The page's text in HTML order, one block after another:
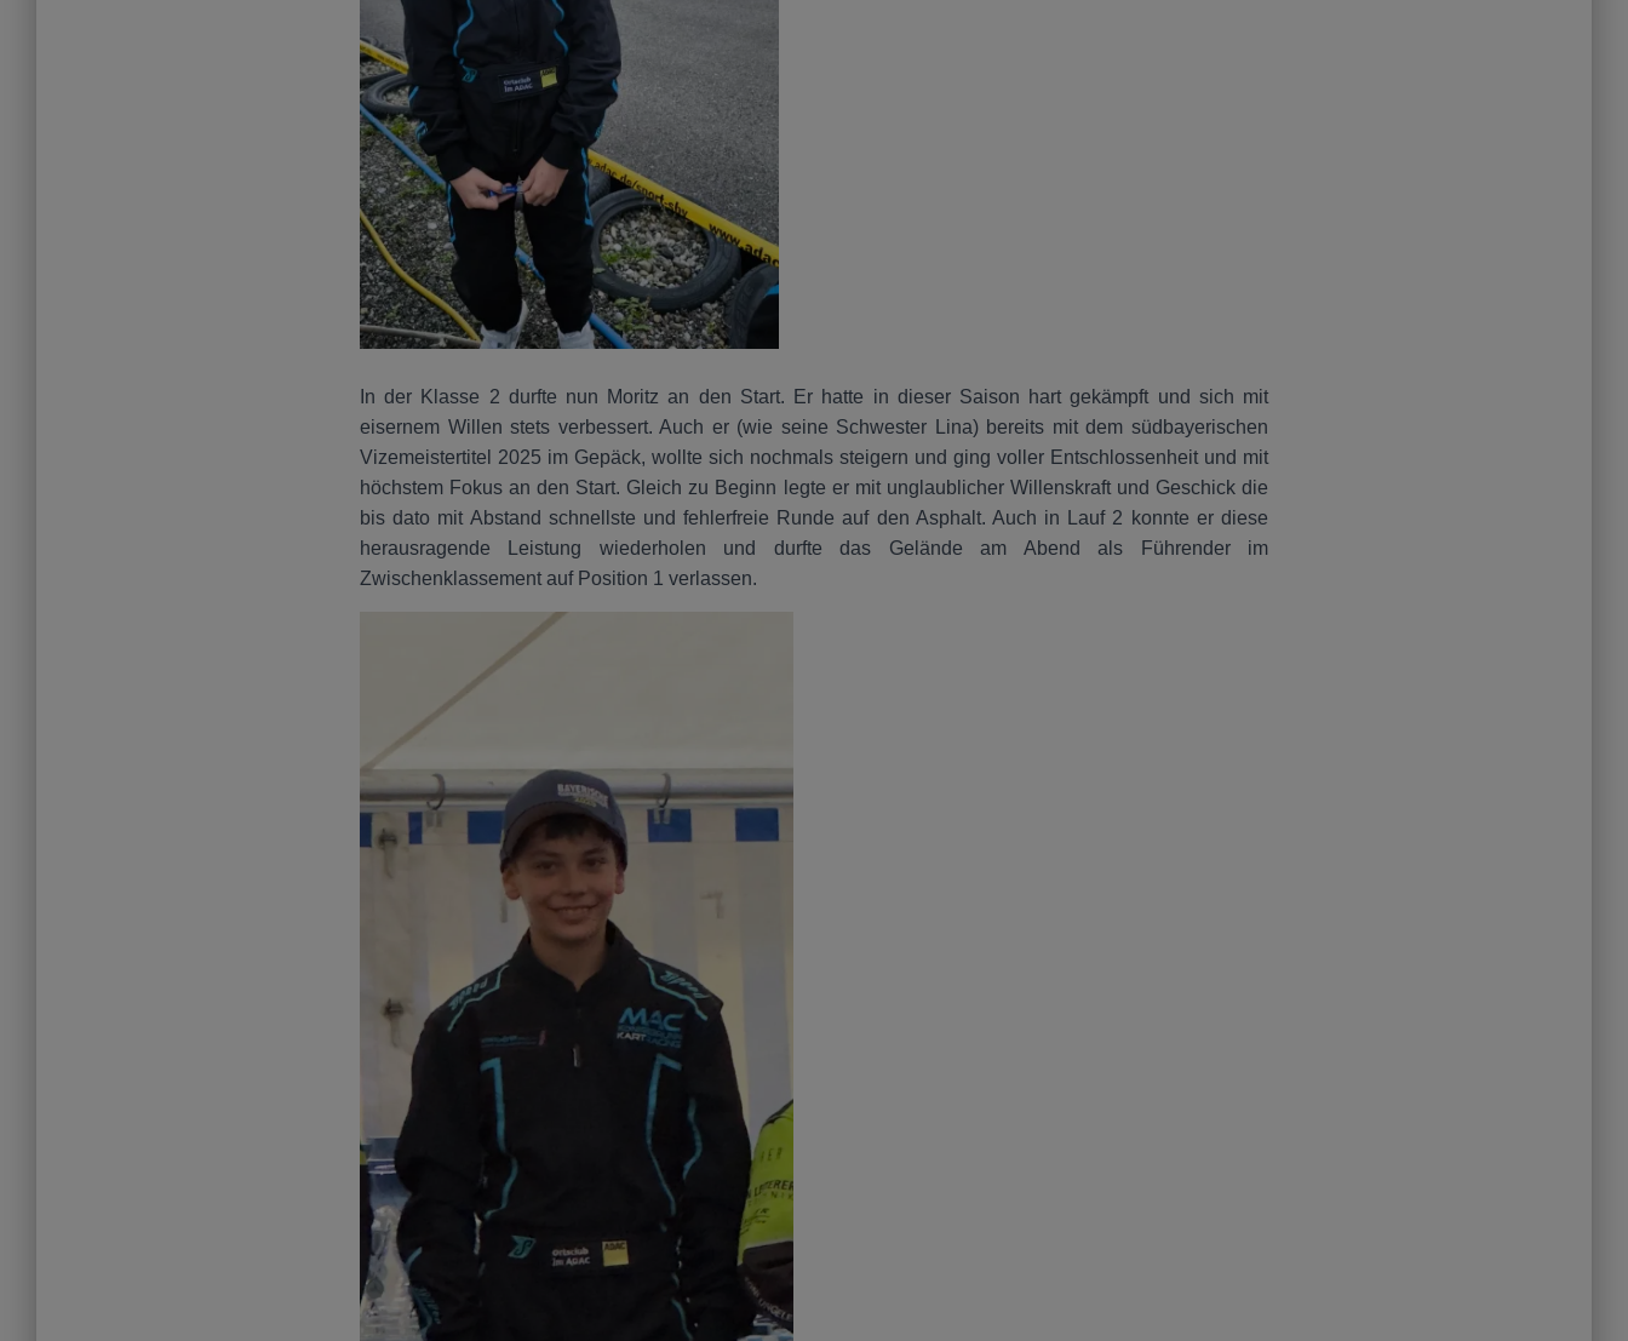
In der Klasse 2 durfte nun Moritz an den Start. Er hatte in dieser Saison hart gekämpft und sich mit
eisernem Willen stets verbessert. Auch er (wie seine Schwester Lina) bereits mit dem südbayerischen
Vizemeistertitel 2025 im Gepäck, wollte sich nochmals steigern und ging voller Entschlossenheit und mit
höchstem Fokus an den Start. Gleich zu Beginn legte er mit unglaublicher Willenskraft und Geschick die
bis dato mit Abstand schnellste und fehlerfreie Runde auf den Asphalt. Auch in Lauf 2 konnte er diese
herausragende Leistung wiederholen und durfte das Gelände am Abend als Führender im
Zwischenklassement auf Position 1 verlassen.